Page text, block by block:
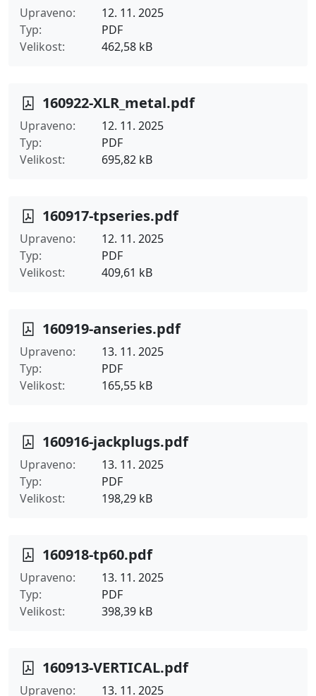
Upraveno
12. 11. 2025
Typ
PDF
Velikost
462,58 kB
160922-XLR_metal.pdf
Upraveno
12. 11. 2025
Typ
PDF
Velikost
695,82 kB
160917-tpseries.pdf
Upraveno
12. 11. 2025
Typ
PDF
Velikost
409,61 kB
160919-anseries.pdf
Upraveno
13. 11. 2025
Typ
PDF
Velikost
165,55 kB
160916-jackplugs.pdf
Upraveno
13. 11. 2025
Typ
PDF
Velikost
198,29 kB
160918-tp60.pdf
Upraveno
13. 11. 2025
Typ
PDF
Velikost
398,39 kB
160913-VERTICAL.pdf
Upraveno
13. 11. 2025